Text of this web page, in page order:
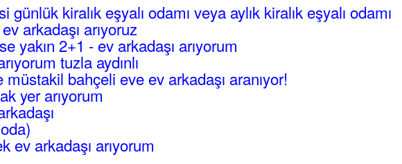
günlük kiralık eşyalı odamı veya aylık kiralık eşyalı odamı
arkadaşı arıyoruz
yakın 2+1 - ev arkadaşı arıyorum
tuzla aydınlı
müstakil bahçeli eve ev arkadaşı aranıyor!
yer arıyorum
ev arkadaşı arıyorum